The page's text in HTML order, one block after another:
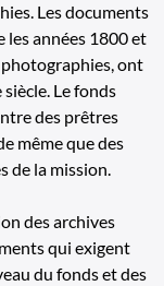
Les documents
années 1800 et
photographies, ont
Le fonds
des prêtres
même que des
de la mission.
des archives
qui exigent
du fonds et des